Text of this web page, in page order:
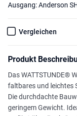
Ausgang: Anderson
Vergleichen
Produkt
Das WATTSTUNDE®
faltbares und leichtes
Die durchdachte
geringem Gewicht.